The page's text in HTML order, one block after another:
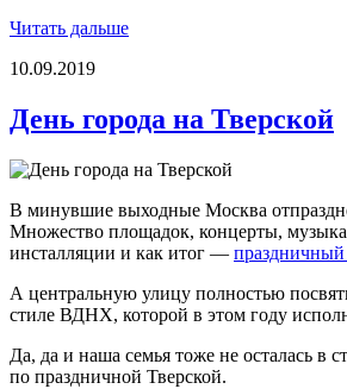
Читать дальше
10.09.2019
День города на Тверской
В минувшие выходные Москва
Множество площадок, концерты,
инсталляции и как итог —
А центральную улицу полностью
стиле ВДНХ, которой в этом году
Да, да и наша семья тоже не осталась в
по праздничной Тверской.